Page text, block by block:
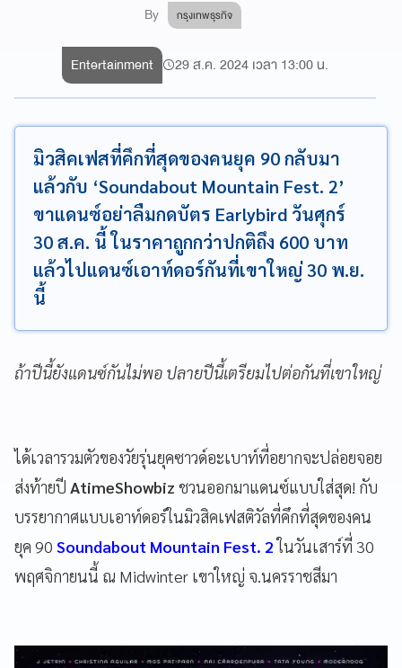
By กรุงเทพธุรกิจ
Entertainment 29 ส.ค. 2024 เวลา 13:00 น.
มิวสิคเฟสที่คึกที่สุดของคนยุค 90 กลับมา
แล้วกับ ‘Soundabout Mountain Fest. 2’
ขาแดนซ์อย่าลืมกดบัตร Earlybird วันศุกร์
30 ส.ค. นี้ ในราคาถูกกว่าปกติถึง 600 บาท
แล้วไปแดนซ์เอาท์ดอร์กันที่เขาใหญ่ 30 พ.ย.
นี้
ถ้าปีนี้ยังแดนซ์กันไม่พอ ปลายปีนี้เตรียมไปต่อกันที่เขาใหญ่
ได้เวลารวมตัวของวัยรุ่นยุคซาวด์อะเบาท์ที่อยากจะปล่อยจอย
ส่งท้ายปี AtimeShowbiz ชวนออกมาแดนซ์แบบใส่สุด! กับ
บรรยากาศแบบเอาท์ดอร์ในมิวสิคเฟสติวัลที่คึกที่สุดของคน
ยุค 90 Soundabout Mountain Fest. 2ในวันเสาร์ที่ 30
พฤศจิกายนนี้ ณ Midwinter เขาใหญ่ จ.นครราชสีมา